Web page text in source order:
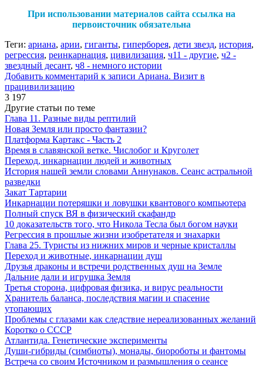
При использовании материалов сайта ссылка на
первоисточник обязательна
Теги: ариана, арии, гиганты, гиперборея, дети звезд, история,
регрессия, реинкарнация, цивилизация, ч11 - другие, ч2 -
звездный десант, ч8 - немного истории
Добавить комментарий к записи Ариана. Визит в
працивилизацию
3 197
Другие статьи по теме
Глава 11. Разные виды рептилий
Новая Земля или просто фантазии?
Платформа Картакс - Часть 2
Время в славянской ветке. Числобог и Круголет
Переход, инкарнации людей и животных
История нашей земли словами Аннунаков. Сеанс астральной
разведки
Закат Тартарии
Инкарнации потеряшки и ловушки квантового компьютера
Полный спуск ВЯ в физический скафандр
10 доказательств того, что Никола Тесла был богом науки
Регрессия в прошлые жизни изобретателя и знахарки
Глава 25. Туристы из нижних миров и черные кристаллы
Переход и животные, инкарнации душ
Друзья драконы и встречи родственных душ на Земле
Дальние дали и игрушка Земля
Третья сторона, цифровая физика, и вирус реальности
Хранитель баланса, последствия магии и спасение
утопающих
Проблемы с глазами как следствие нереализованных желаний
Коротко о СССР
Атлантида. Генетические эксперименты
Души-гибриды (симбиоты), монады, биороботы и фантомы
Встреча со своим Источником и размышления о сеансе